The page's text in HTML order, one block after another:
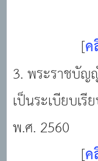
[
3. พระราชบัญ
เป็นระเบียบเ
พ.ศ. 2560
[